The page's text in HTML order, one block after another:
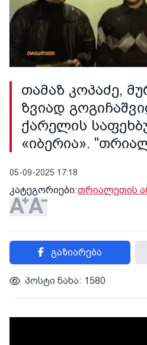
თამაზ კოპაძე,
ზვიად
ქარელის
«იბერია».
05-09-2025 17:18
კატეგორიები:თრიალეთის
გაზიარება
პოსტი ნახა: 1580